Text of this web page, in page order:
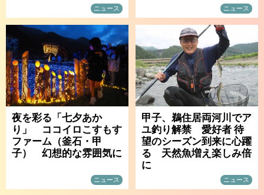
ニュース ニュース
夜を彩る「七夕あか
り」 ココイロこすもす
ファーム（釜石・甲
子） 幻想的な雰囲気に
ニュース
甲子、鵜住居両河川でア
ユ釣り解禁 愛好者 待
望のシーズン到来に心躍
る 天然魚増え楽しみ倍
に
ニュース